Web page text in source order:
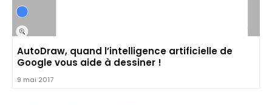
AutoDraw, quand l’intelligence artificielle de
Google vous aide à dessiner !
9 mai 2017